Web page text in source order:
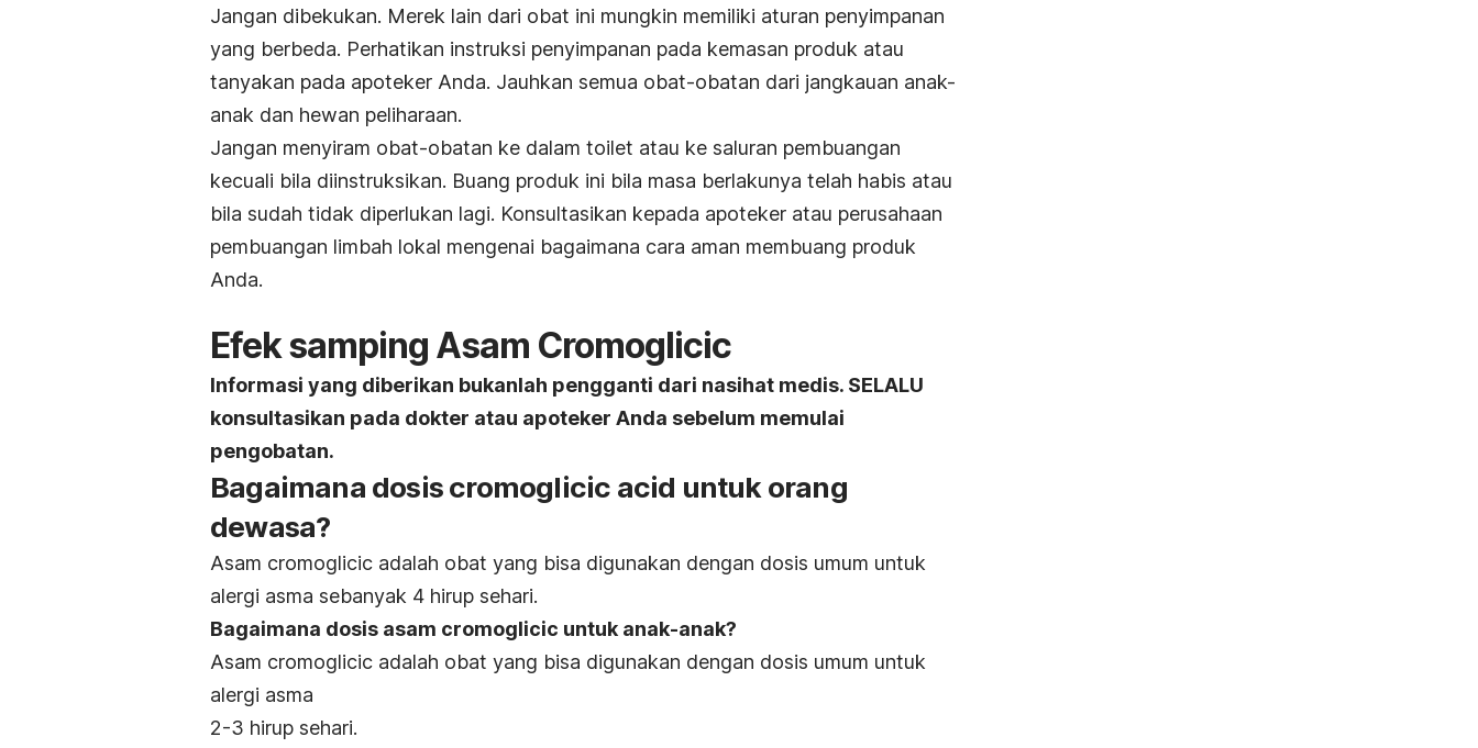
Jangan dibekukan. Merek lain dari obat ini mungkin memiliki aturan penyimpanan
yang berbeda. Perhatikan instruksi penyimpanan pada kemasan produk atau
tanyakan pada apoteker Anda. Jauhkan semua obat-obatan dari jangkauan anak-
anak dan hewan peliharaan.
Jangan menyiram obat-obatan ke dalam toilet atau ke saluran pembuangan
kecuali bila diinstruksikan. Buang produk ini bila masa berlakunya telah habis atau
bila sudah tidak diperlukan lagi. Konsultasikan kepada apoteker atau perusahaan
pembuangan limbah lokal mengenai bagaimana cara aman membuang produk
Anda.
Efek samping Asam Cromoglicic
Informasi yang diberikan bukanlah pengganti dari nasihat medis. SELALU
konsultasikan pada dokter atau apoteker Anda sebelum memulai
pengobatan.
Bagaimana dosis cromoglicic acid untuk orang
dewasa?
Asam cromoglicic adalah obat yang bisa digunakan dengan dosis umum untuk
alergi asma sebanyak 4 hirup sehari.
Bagaimana dosis asam cromoglicic untuk anak-anak?
Asam cromoglicic adalah obat yang bisa digunakan dengan dosis umum untuk
alergi asma
2-3 hirup sehari.